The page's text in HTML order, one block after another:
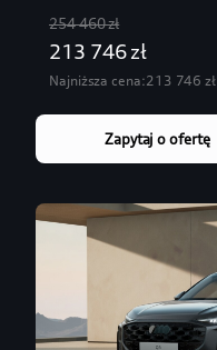
254 460 zł
213 746 zł
Najniższa cena:213 746 zł
Zapytaj o ofertę